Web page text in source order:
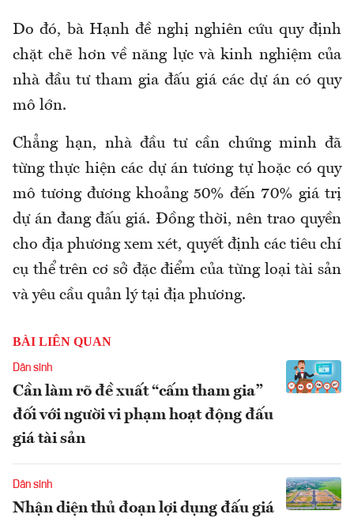
Do đó, bà Hạnh đề nghị nghiên cứu quy định
chặt chẽ hơn về năng lực và kinh nghiệm của
nhà đầu tư tham gia đấu giá các dự án có quy
mô lớn.
Chẳng hạn, nhà đầu tư cần chứng minh đã
từng thực hiện các dự án tương tự hoặc có quy
mô tương đương khoảng 50% đến 70% giá trị
dự án đang đấu giá. Đồng thời, nên trao quyền
cho địa phương xem xét, quyết định các tiêu chí
cụ thể trên cơ sở đặc điểm của từng loại tài sản
và yêu cầu quản lý tại địa phương.
BÀI LIÊN QUAN
Dân sinh
Cần làm rõ đề xuất “cấm tham gia”
đối với người vi phạm hoạt động đấu
giá tài sản
Dân sinh
Nhận diện thủ đoạn lợi dụng đấu giá